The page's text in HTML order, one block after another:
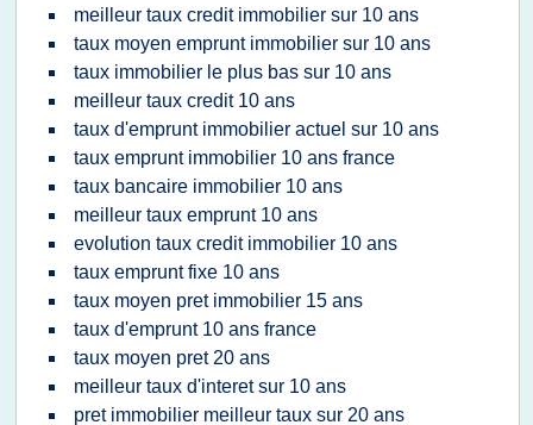
meilleur taux credit immobilier sur 10 ans
taux moyen emprunt immobilier sur 10 ans
taux immobilier le plus bas sur 10 ans
meilleur taux credit 10 ans
taux d'emprunt immobilier actuel sur 10 ans
taux emprunt immobilier 10 ans france
taux bancaire immobilier 10 ans
meilleur taux emprunt 10 ans
evolution taux credit immobilier 10 ans
taux emprunt fixe 10 ans
taux moyen pret immobilier 15 ans
taux d'emprunt 10 ans france
taux moyen pret 20 ans
meilleur taux d'interet sur 10 ans
pret immobilier meilleur taux sur 20 ans